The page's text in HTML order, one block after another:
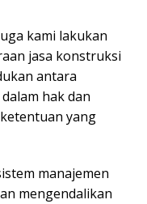
kami lakukan
jasa konstruksi
antara
hak dan
yang
manajemen
mengendalikan